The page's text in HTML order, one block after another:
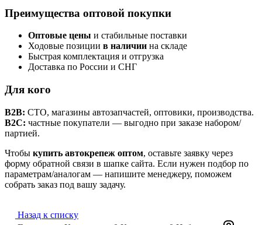
Преимущества оптовой покупки
Оптовые цены и стабильные поставки
Ходовые позиции в наличии на складе
Быстрая комплектация и отгрузка
Доставка по России и СНГ
Для кого
B2B: СТО, магазины автозапчастей, оптовики, производства.
B2C: частные покупатели — выгодно при заказе набором/
партией.
Чтобы купить автокрепеж оптом, оставьте заявку через
форму обратной связи в шапке сайта. Если нужен подбор по
параметрам/аналогам — напишите менеджеру, поможем
собрать заказ под вашу задачу.
Назад к списку